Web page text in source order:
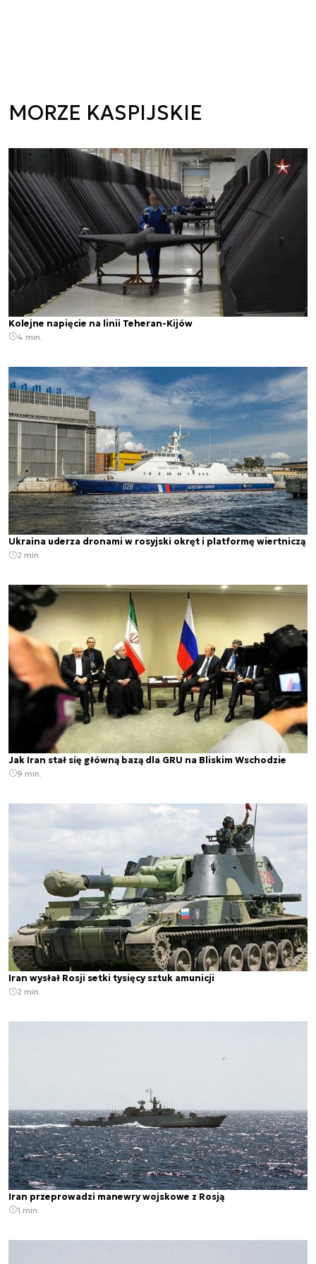
MORZE KASPIJSKIE
Kolejne napięcie na linii Teheran-Kijów
4 min.
Ukraina uderza dronami w rosyjski okręt i platformę wiertniczą
2 min.
Jak Iran stał się główną bazą dla GRU na Bliskim Wschodzie
9 min.
Iran wysłał Rosji setki tysięcy sztuk amunicji
2 min.
Iran przeprowadzi manewry wojskowe z Rosją
1 min.